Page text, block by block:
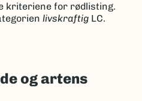
kriteriene for rødlisting.
livskraftig LC.
og artens